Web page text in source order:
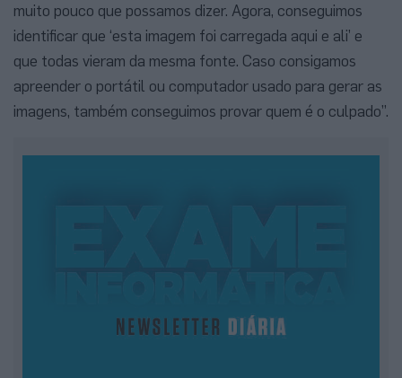
muito pouco que possamos dizer. Agora, conseguimos
identificar que ‘esta imagem foi carregada aqui e ali’ e
que todas vieram da mesma fonte. Caso consigamos
apreender o portátil ou computador usado para gerar as
imagens, também conseguimos provar quem é o culpado”.